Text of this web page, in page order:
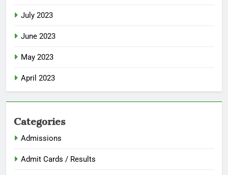
July 2023
June 2023
May 2023
April 2023
Categories
Admissions
Admit Cards / Results